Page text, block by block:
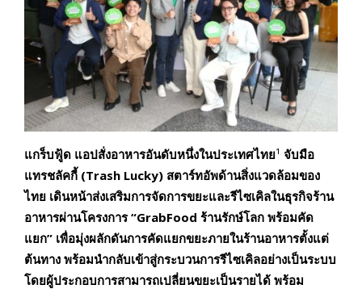
แกร็บฟู้ด แอปสั่งอาหารอันดับหนึ่งในประเทศไทย¹ จับมือ
แทรชลัคกี้ (Trash Lucky) สตาร์ทอัพด้านสิ่งแวดล้อมของ
ไทย เดินหน้าส่งเสริมการจัดการขยะและรีไซเคิลในธุรกิจร้าน
อาหารผ่านโครงการ “GrabFood ร้านรักษ์โลก พร้อมคัด
แยก” เพื่อมุ่งผลักดันการคัดแยกขยะภายในร้านอาหารตั้งแต่
ต้นทาง พร้อมนำกลับเข้าสู่กระบวนการรีไซเคิลอย่างเป็นระบบ
โดยผู้ประกอบการสามารถเปลี่ยนขยะเป็นรายได้ พร้อม